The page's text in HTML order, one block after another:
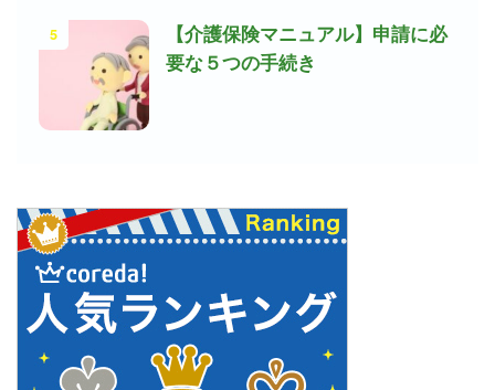
5
【介護保険マニュアル】申請に必
要な５つの手続き